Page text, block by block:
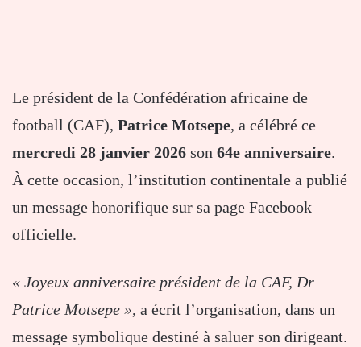
Le président de la Confédération africaine de
football (CAF), Patrice Motsepe, a célébré ce
mercredi 28 janvier 2026 son 64e anniversaire.
À cette occasion, l’institution continentale a publié
un message honorifique sur sa page Facebook
officielle.
« Joyeux anniversaire président de la CAF, Dr
Patrice Motsepe », a écrit l’organisation, dans un
message symbolique destiné à saluer son dirigeant.